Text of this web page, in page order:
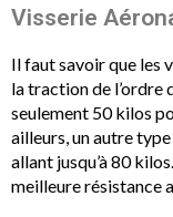
Visserie
Il faut savoir que les
la traction de l’ordre
seulement 50 kilos
ailleurs, un autre
allant jusqu’à 80
meilleure résistance